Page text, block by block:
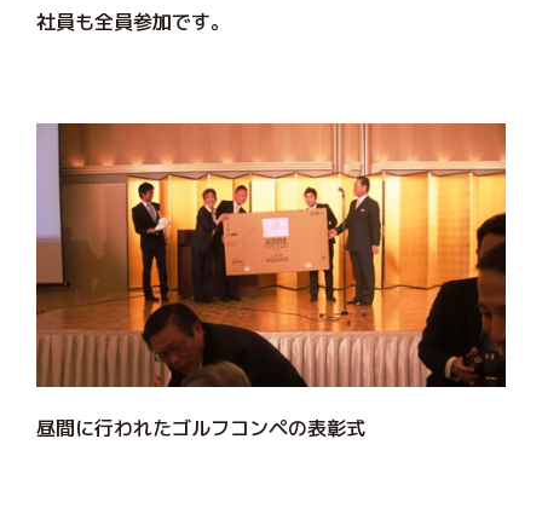
社員も全員参加です。
昼間に行われたゴルフコンペの表彰式